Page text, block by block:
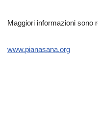
Maggiori informazioni sono
www.pianasana.org